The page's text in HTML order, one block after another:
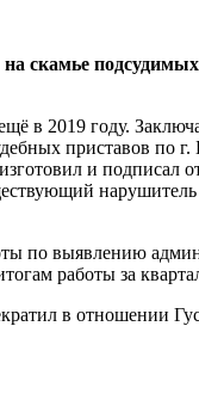
скамье
в 2019 году.
приставов по г.
и подписал
по выявлению
работы за
в отношении